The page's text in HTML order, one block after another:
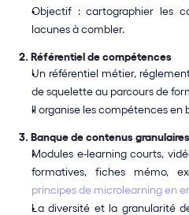
Objectif : cartographier les
lacunes à combler.
2. Référentiel de compétences
Un référentiel métier,
de squelette au parcours de
Il organise les compétences en
3. Banque de contenus granulaires
Modules e-learning courts,
principes de microlearning en
La diversité et la granularité